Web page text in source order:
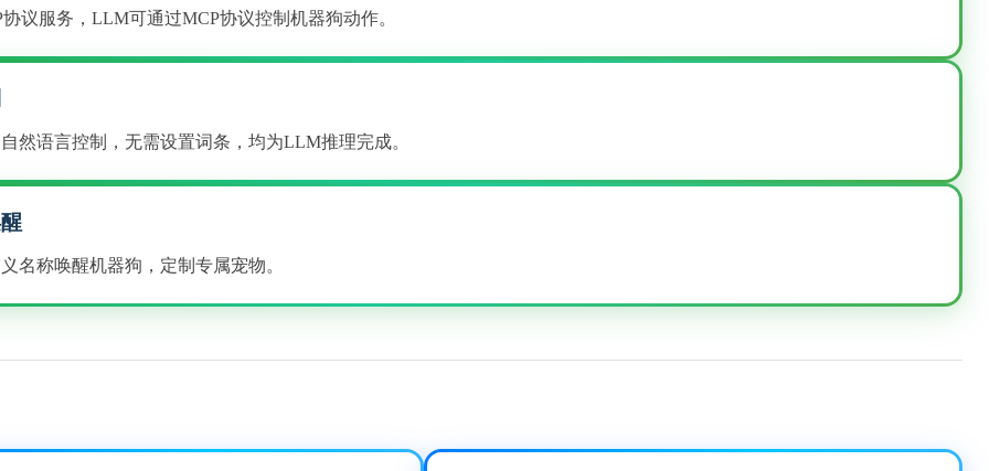
协议服务，LLM可通过MCP协议控制机器狗动作。
然语言控制，无需设置词条，均为LLM推理完成。
名称唤醒机器狗，定制专属宠物。